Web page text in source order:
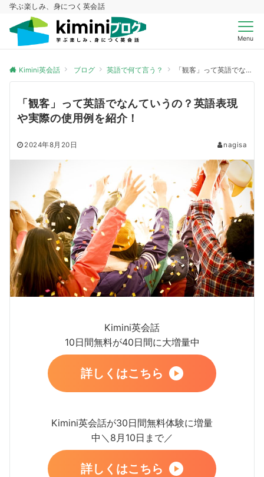
学ぶ楽しみ、身につく英会話
Menu
Kimini英会話 ブログ 英語で何て言う？ 「観客」って英語でなんていうの？英語表現や実際の使用例を紹介！
「観客」って英語でなんていうの？英語表現
や実際の使用例を紹介！
2024年8月20日 nagisa
Kimini英会話
10日間無料が40日間に大増量中
詳しくはこちら
Kimini英会話が30日間無料体験に増量
中＼8月10日まで／
詳しくはこちら